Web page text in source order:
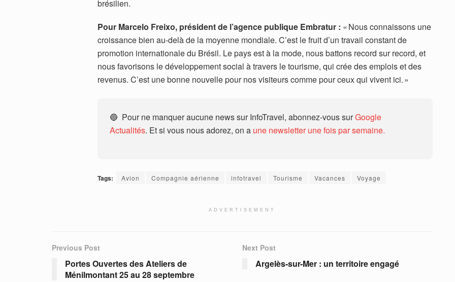
brésilien.
Pour Marcelo Freixo, président de l’agence publique Embratur : « Nous connaissons une
croissance bien au-delà de la moyenne mondiale. C’est le fruit d’un travail constant de
promotion internationale du Brésil. Le pays est à la mode, nous battons record sur record, et
nous favorisons le développement social à travers le tourisme, qui crée des emplois et des
revenus. C’est une bonne nouvelle pour nos visiteurs comme pour ceux qui vivent ici. »
🔵 Pour ne manquer aucune news sur InfoTravel, abonnez-vous surGoogle
Actualités. Et si vous nous adorez, on a une newsletter une fois par semaine.
Tags: Avion Compagnie aérienne infotravel Tourisme Vacances Voyage
ADVERTISEMENT
Previous Post
Portes Ouvertes des Ateliers de
Ménilmontant 25 au 28 septembre
Next Post
Argelès-sur-Mer : un territoire engagé